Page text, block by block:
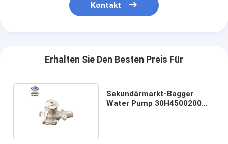
Kontakt
Erhalten Sie Den Besten Preis Für
Sekundärmarkt-Bagger
Water Pump 30H4500200